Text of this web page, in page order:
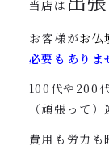
当店は
お客様がお仏
必要もありま
100代や200
（頑張って
費用も労力も